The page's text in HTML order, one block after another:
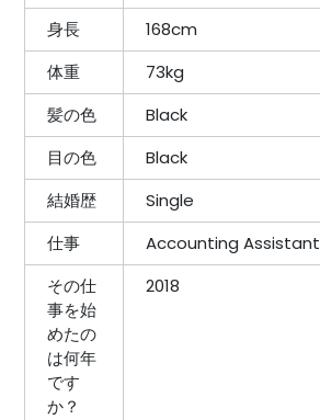
身長
168cm
体重
73kg
髪の色
Black
目の色
Black
結婚歴
Single
仕事
Accounting Assistant
その仕
事を始
めたの
は何年
です
か？
2018